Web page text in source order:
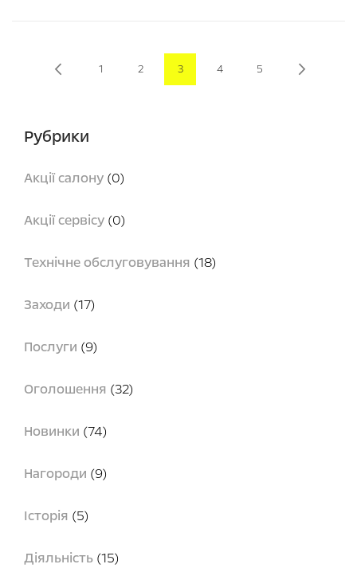
Page Previous
1 2
You're currently reading page
3 4 5
Рубрики
Акції салону (0)
Акції сервісу (0)
Технічне обслуговування (18)
Заходи (17)
Послуги (9)
Оголошення (32)
Новинки (74)
Нагороди (9)
Історія (5)
Діяльність (15)